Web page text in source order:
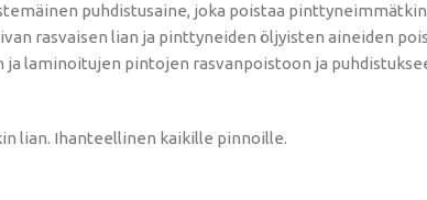
puhdistusaine, joka poistaa
rasvaisen lian ja pinttyneiden öljyisten aineiden
laminoitujen pintojen rasvanpoistoon ja
lian. Ihanteellinen kaikille pinnoille.